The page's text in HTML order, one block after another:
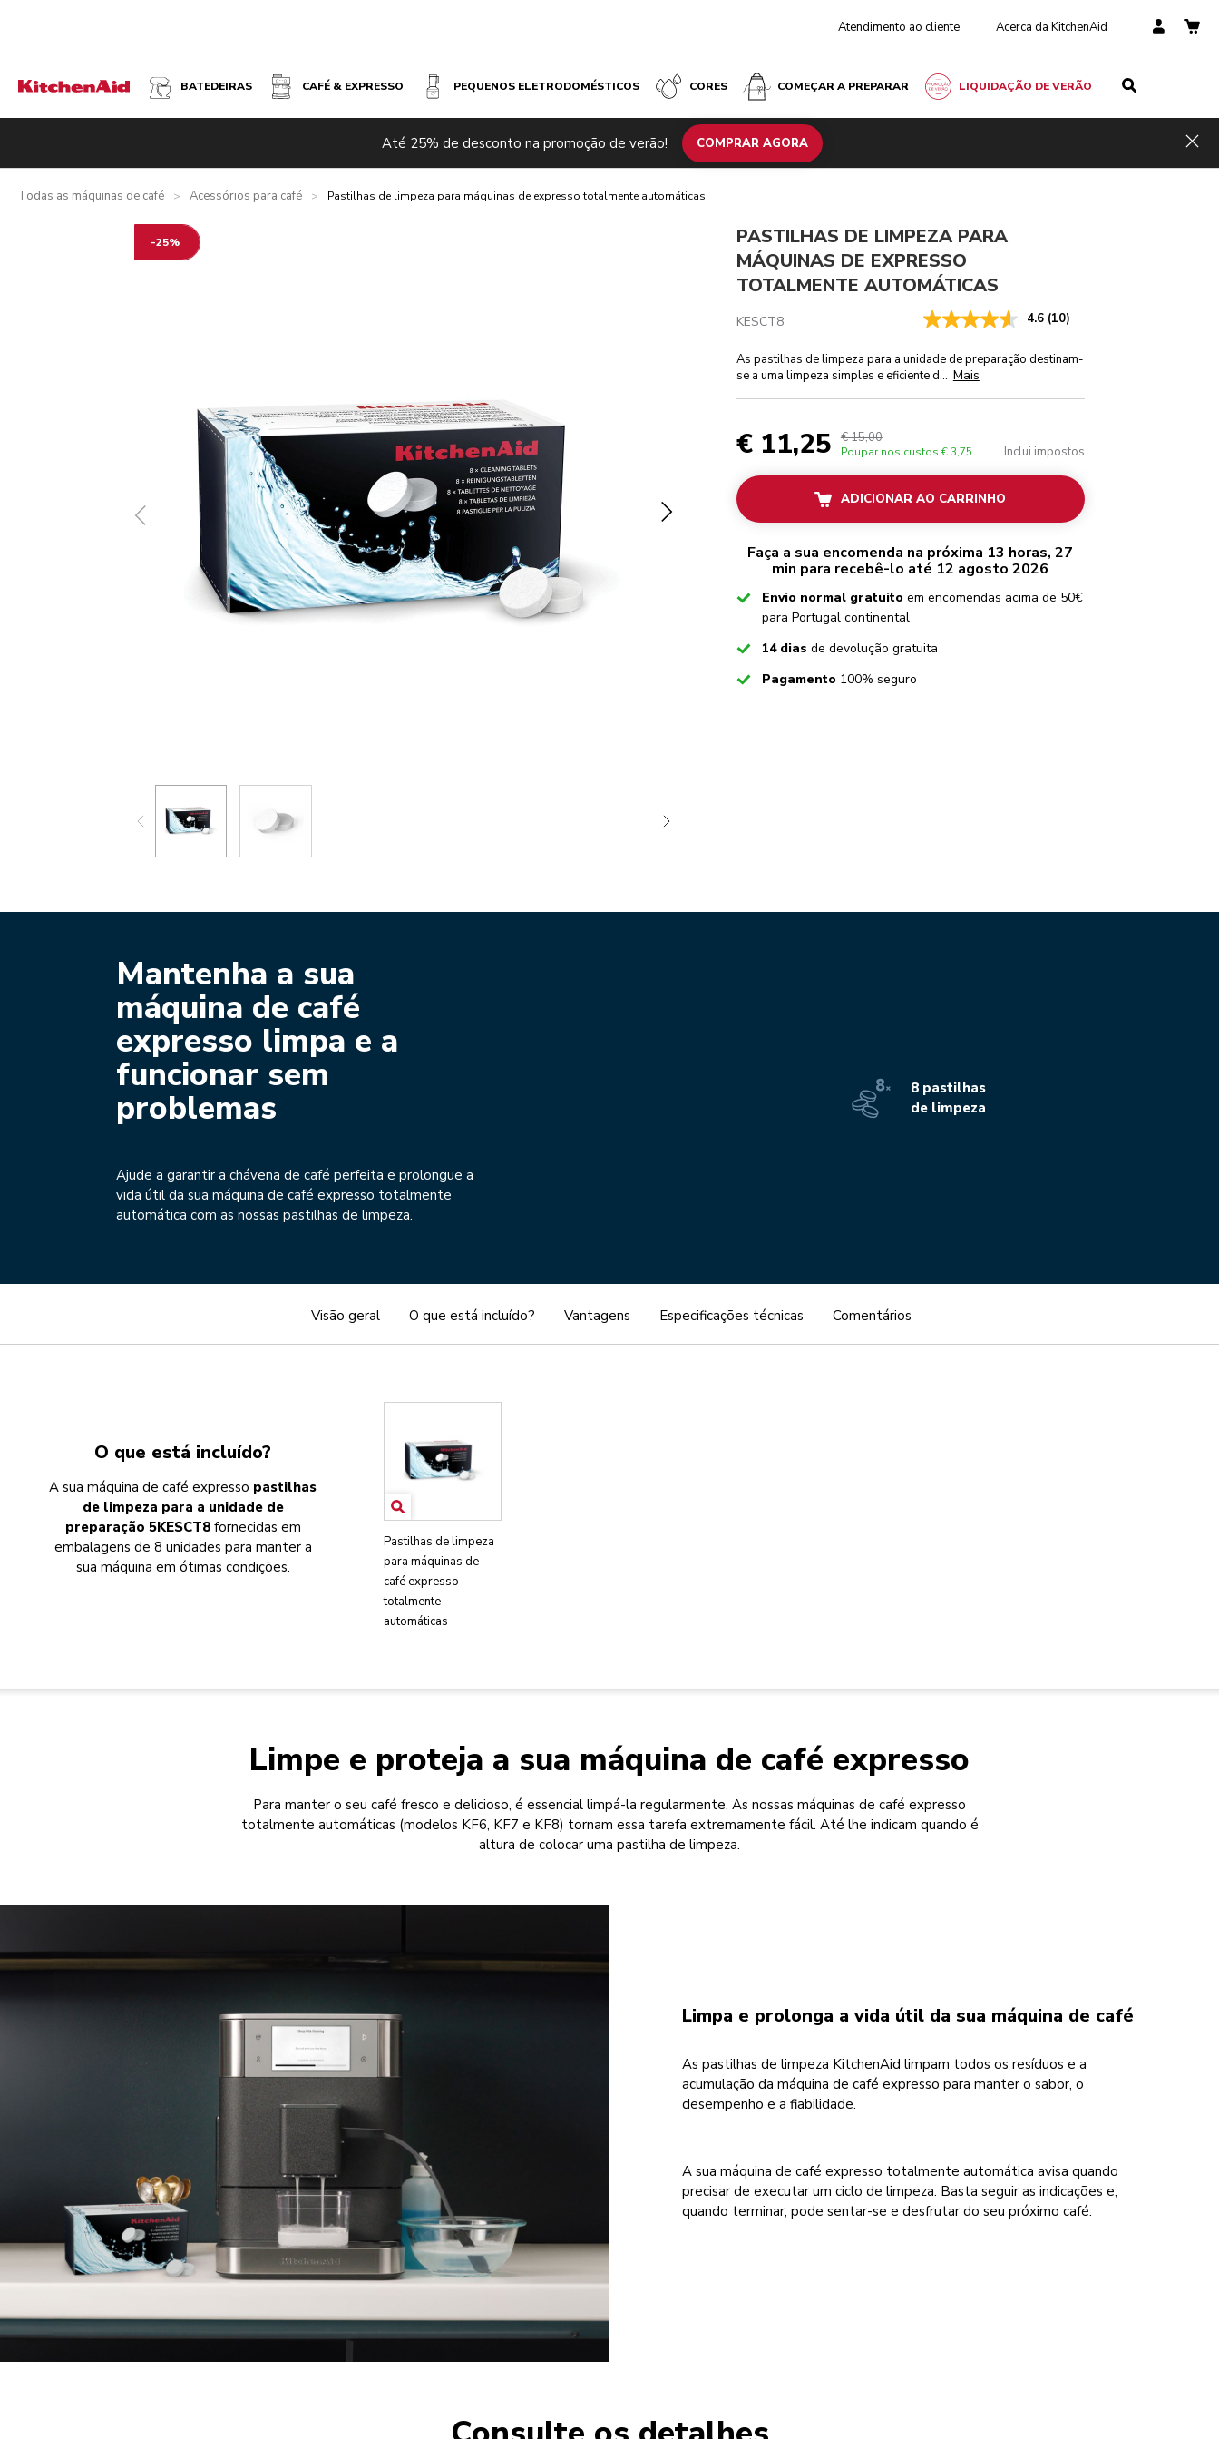
Atendimento ao cliente Acerca da KitchenAid
BATEDEIRAS CAFÉ & EXPRESSO PEQUENOS ELETRODOMÉSTICOS CORES COMEÇAR A PREPARAR LIQUIDAÇÃO DE VERÃO
Até 25% de desconto na promoção de verão! COMPRAR AGORA
Todas as máquinas de café > Acessórios para café > Pastilhas de limpeza para máquinas de expresso totalmente automáticas
Especificações técnicas Comentários € 11,25
-25%
PASTILHAS DE LIMPEZA PARA
MÁQUINAS DE EXPRESSO
TOTALMENTE AUTOMÁTICAS
KESCT8 4.6 (10)
As pastilhas de limpeza para a unidade de preparação destinam-
se a uma limpeza simples e eficiente d... Mais
€ 11,25 € 15,00
Poupar nos custos € 3,75 Inclui impostos
ADICIONAR AO CARRINHO
Faça a sua encomenda na próxima 13 horas, 27
min para recebê-lo até 12 agosto 2026
CheckedEnvio normal gratuitoem encomendas acima de 50€
para Portugal continental
Checked
14 dias de devolução gratuita
CheckedPagamento100% seguro
Mantenha a sua
máquina de café
expresso limpa e a
funcionar sem
problemas
Ajude a garantir a chávena de café perfeita e prolongue a
vida útil da sua máquina de café expresso totalmente
automática com as nossas pastilhas de limpeza.
8 pastilhas
de limpeza
Visão geral O que está incluído? Vantagens Especificações técnicas Comentários
O que está incluído?
A sua máquina de café expresso pastilhas
de limpeza para a unidade de
preparação 5KESCT8 fornecidas em
embalagens de 8 unidades para manter a
sua máquina em ótimas condições.
Pastilhas de limpeza
para máquinas de
café expresso
totalmente
automáticas
Limpe e proteja a sua máquina de café expresso
Para manter o seu café fresco e delicioso, é essencial limpá-la regularmente. As nossas máquinas de café expresso
totalmente automáticas (modelos KF6, KF7 e KF8) tornam essa tarefa extremamente fácil. Até lhe indicam quando é
altura de colocar uma pastilha de limpeza.
Limpa e prolonga a vida útil da sua máquina de café
As pastilhas de limpeza KitchenAid limpam todos os resíduos e a
acumulação da máquina de café expresso para manter o sabor, o
desempenho e a fiabilidade.
A sua máquina de café expresso totalmente automática avisa quando
precisar de executar um ciclo de limpeza. Basta seguir as indicações e,
quando terminar, pode sentar-se e desfrutar do seu próximo café.